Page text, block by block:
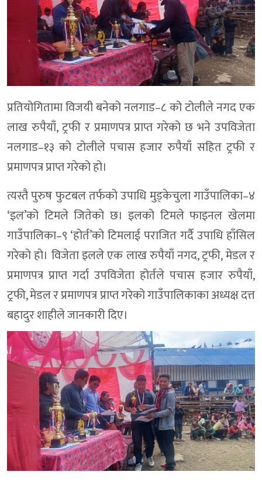
प्रतियोगितामा विजयी बनेको नलगाड–८ को टोलीले नगद एक
लाख रुपैयाँ, ट्रफी र प्रमाणपत्र प्राप्त गरेको छ भने उपविजेता
नलगाड–१३ को टोलीले पचास हजार रुपैयाँ सहित ट्रफी र
प्रमाणपत्र प्राप्त गरेको हो।
त्यस्तै पुरुष फुटबल तर्फको उपाधि मुड्केचुला गाउँपालिका–४
‘इल’को टिमले जितेको छ। इलको टिमले फाइनल खेलमा
गाउँपालिका–९ ‘होर्त’को टिमलाई पराजित गर्दै उपाधि हाँसिल
गरेको हो। विजेता इलले एक लाख रुपैयाँ नगद, ट्रफी, मेडल र
प्रमाणपत्र प्राप्त गर्दा उपविजेता होर्तले पचास हजार रुपैयाँ,
ट्रफी, मेडल र प्रमाणपत्र प्राप्त गरेको गाउँपालिकाका अध्यक्ष दत्त
बहादुर शाहीले जानकारी दिए।